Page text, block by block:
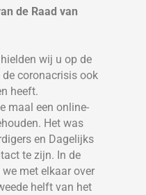
de Raad van
wij u op de
coronacrisis ook
heeft.
maal een online-
Het was
en Dagelijks
te zijn. In de
we met elkaar over
helft van het